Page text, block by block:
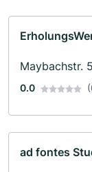
Maybachstr.
0.0
ad fontes